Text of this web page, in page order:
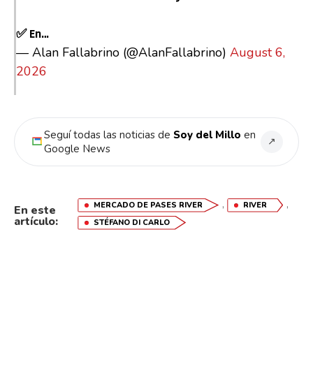
✅ En…
— Alan Fallabrino (@AlanFallabrino) August 6,
2026
Seguí todas las noticias de Soy del Millo en
Google News
↗
En este
artículo:
MERCADO DE PASES RIVER , RIVER ,
STÉFANO DI CARLO